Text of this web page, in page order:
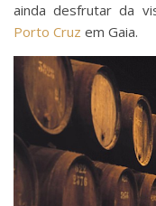
ainda desfrutar da
Porto Cruz em Gaia.